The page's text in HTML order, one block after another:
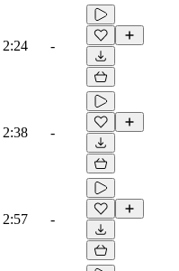
2:24 -
2:38 -
2:57 -